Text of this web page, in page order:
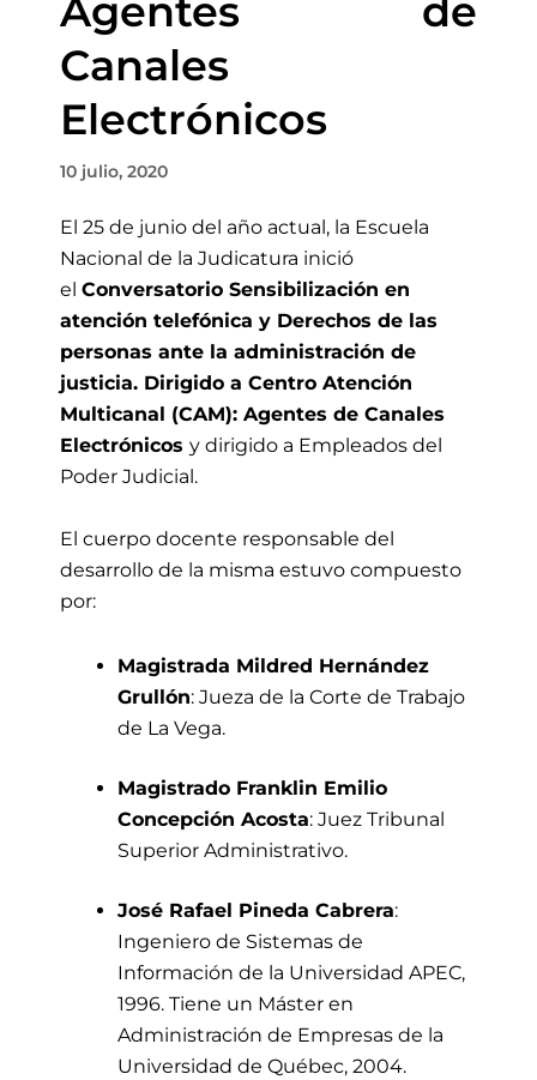
Agentes de
Canales
Electrónicos
10 julio, 2020
El 25 de junio del año actual, la Escuela
Nacional de la Judicatura inició
el Conversatorio Sensibilización en
atención telefónica y Derechos de las
personas ante la administración de
justicia. Dirigido a Centro Atención
Multicanal (CAM): Agentes de Canales
Electrónicos y dirigido a Empleados del
Poder Judicial.
El cuerpo docente responsable del
desarrollo de la misma estuvo compuesto
por:
Magistrada Mildred Hernández
Grullón: Jueza de la Corte de Trabajo
de La Vega.
Magistrado Franklin Emilio
Concepción Acosta: Juez Tribunal
Superior Administrativo.
José Rafael Pineda Cabrera:
Ingeniero de Sistemas de
Información de la Universidad APEC,
1996. Tiene un Máster en
Administración de Empresas de la
Universidad de Québec, 2004.